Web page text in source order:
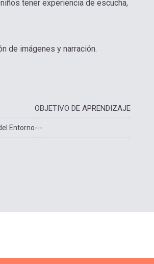
tener experiencia de escucha,
de imágenes y narración.
OBJETIVO DE APRENDIZAJE
Entorno---